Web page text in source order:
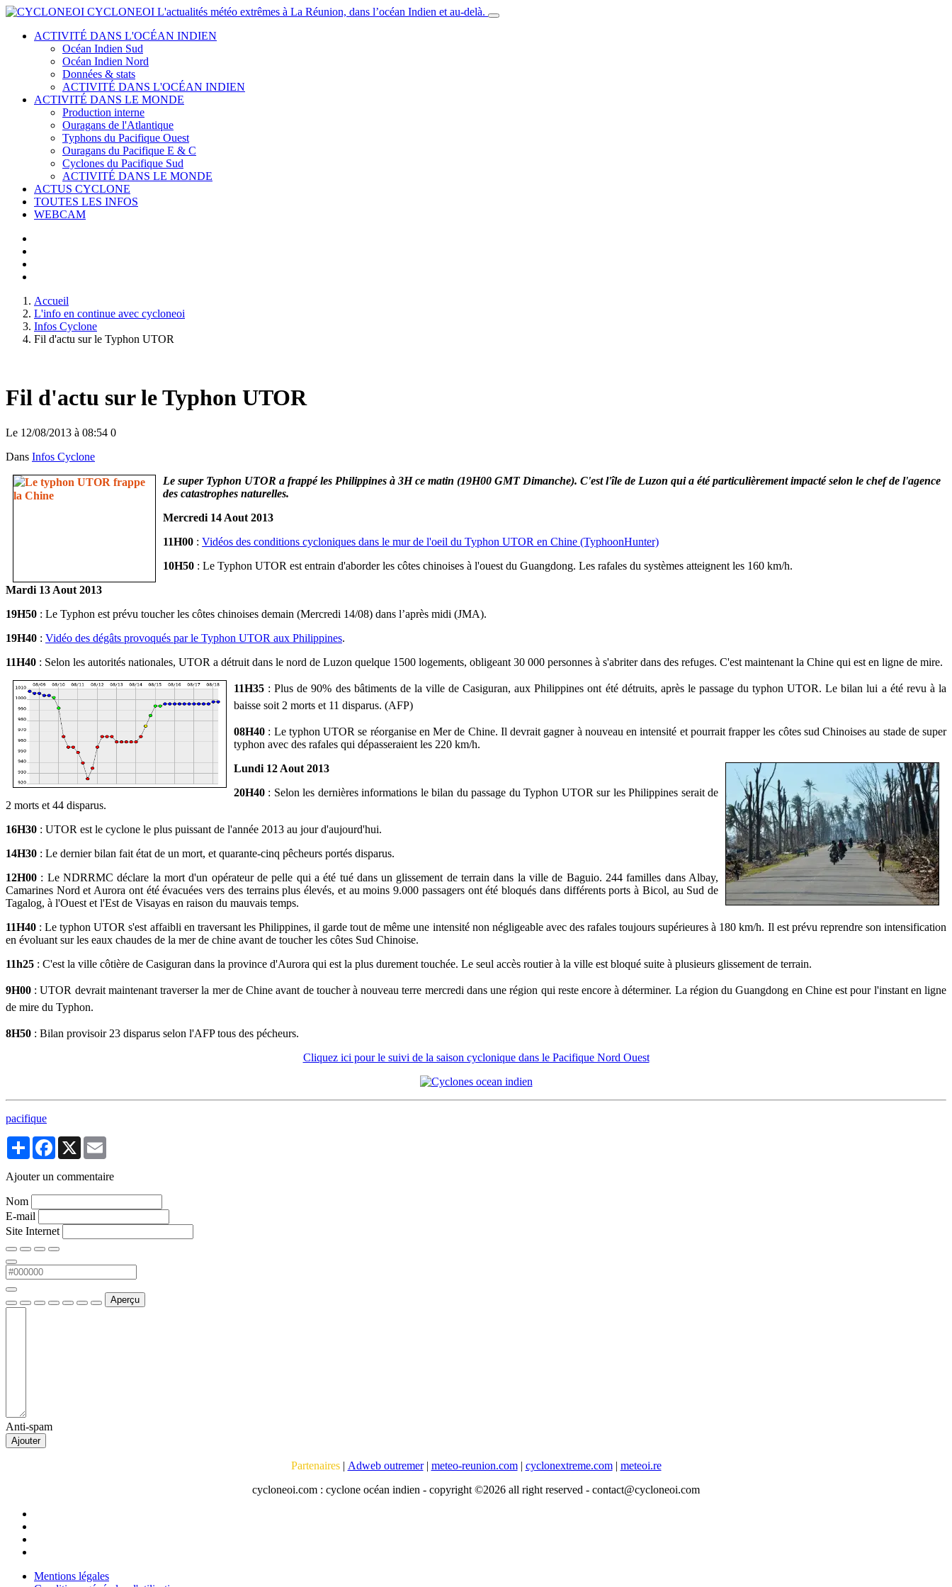
CYCLONEOI L'actualités météo extrêmes à La Réunion, dans l’océan Indien et au-delà.
ACTIVITÉ DANS L'OCÉAN INDIEN
Océan Indien Sud
Océan Indien Nord
Données & stats
ACTIVITÉ DANS L'OCÉAN INDIEN
ACTIVITÉ DANS LE MONDE
Production interne
Ouragans de l'Atlantique
Typhons du Pacifique Ouest
Ouragans du Pacifique E & C
Cyclones du Pacifique Sud
ACTIVITÉ DANS LE MONDE
ACTUS CYCLONE
TOUTES LES INFOS
WEBCAM
Accueil
L'info en continue avec cycloneoi
Infos Cyclone
Fil d'actu sur le Typhon UTOR
Fil d'actu sur le Typhon UTOR
Le 12/08/2013 à 08:54 0
Dans Infos Cyclone
Le super Typhon UTOR a frappé les Philippines à 3H ce matin (19H00 GMT Dimanche). C'est l'île de Luzon qui a été particulièrement impacté selon le chef de l'agence
des catastrophes naturelles.
Mercredi 14 Aout 2013
11H00 : Vidéos des conditions cycloniques dans le mur de l'oeil du Typhon UTOR en Chine (TyphoonHunter)
10H50 : Le Typhon UTOR est entrain d'aborder les côtes chinoises à l'ouest du Guangdong. Les rafales du systèmes atteignent les 160 km/h.
Mardi 13 Aout 2013
19H50 : Le Typhon est prévu toucher les côtes chinoises demain (Mercredi 14/08) dans l’après midi (JMA).
19H40 : Vidéo des dégâts provoqués par le Typhon UTOR aux Philippines.
11H40 : Selon les autorités nationales, UTOR a détruit dans le nord de Luzon quelque 1500 logements, obligeant 30 000 personnes à s'abriter dans des refuges. C'est maintenant la Chine qui est en ligne de mire.
11H35 : Plus de 90% des bâtiments de la ville de Casiguran, aux Philippines ont été détruits, après le passage du typhon UTOR. Le bilan lui a été revu à la
baisse soit 2 morts et 11 disparus. (AFP)
08H40 : Le typhon UTOR se réorganise en Mer de Chine. Il devrait gagner à nouveau en intensité et pourrait frapper les côtes sud Chinoises au stade de super
typhon avec des rafales qui dépasseraient les 220 km/h.
Lundi 12 Aout 2013
20H40 : Selon les dernières informations le bilan du passage du Typhon UTOR sur les Philippines serait de
2 morts et 44 disparus.
16H30 : UTOR est le cyclone le plus puissant de l'année 2013 au jour d'aujourd'hui.
14H30 : Le dernier bilan fait état de un mort, et quarante-cinq pêcheurs portés disparus.
12H00 : Le NDRRMC déclare la mort d'un opérateur de pelle qui a été tué dans un glissement de terrain dans la ville de Baguio. 244 familles dans Albay,
Camarines Nord et Aurora ont été évacuées vers des terrains plus élevés, et au moins 9.000 passagers ont été bloqués dans différents ports à Bicol, au Sud de
Tagalog, à l'Ouest et l'Est de Visayas en raison du mauvais temps.
11H40 : Le typhon UTOR s'est affaibli en traversant les Philippines, il garde tout de même une intensité non négligeable avec des rafales toujours supérieures à 180 km/h. Il est prévu reprendre son intensification
en évoluant sur les eaux chaudes de la mer de chine avant de toucher les côtes Sud Chinoise.
11h25 : C'est la ville côtière de Casiguran dans la province d'Aurora qui est la plus durement touchée. Le seul accès routier à la ville est bloqué suite à plusieurs glissement de terrain.
9H00 : UTOR devrait maintenant traverser la mer de Chine avant de toucher à nouveau terre mercredi dans une région qui reste encore à déterminer. La région du Guangdong en Chine est pour l'instant en ligne
de mire du Typhon.
8H50 : Bilan provisoir 23 disparus selon l'AFP tous des pécheurs.
Cliquez ici pour le suivi de la saison cyclonique dans le Pacifique Nord Ouest
pacifique
PartagerFacebook
X
Ajouter un commentaire
Nom
E-mail
Site Internet
Aperçu
Anti-spam
Ajouter
Partenaires | Adweb outremer| meteo-reunion.com| cyclonextreme.com| meteoi.re
cycloneoi.com : cyclone océan indien - copyright ©2026 all right reserved - contact@cycloneoi.com
Mentions légales